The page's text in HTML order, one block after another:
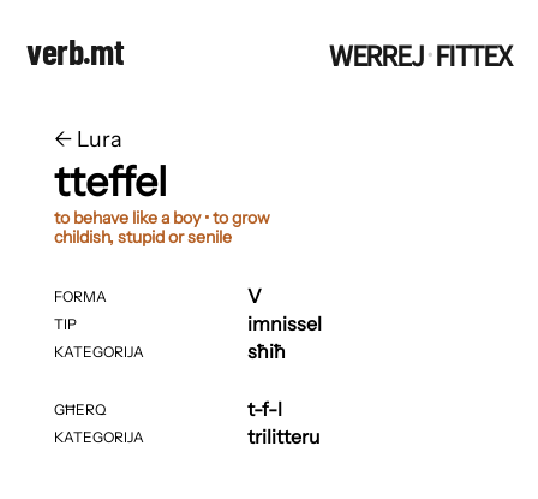
verb.mt WERREJ·FITTEX
← ​​Lura
tteffel
to behave like a boy • to grow
childish, stupid or senile
FORMA
TIP
KATEGORIJA
GĦERQ
KATEGORIJA
V
imnissel
sħiħ
t-f-l
trilitteru